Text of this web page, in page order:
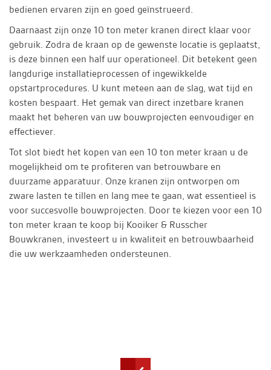
bedienen ervaren zijn en goed geïnstrueerd.
Daarnaast zijn onze 10 ton meter kranen direct klaar voor
gebruik. Zodra de kraan op de gewenste locatie is geplaatst,
is deze binnen een half uur operationeel. Dit betekent geen
langdurige installatieprocessen of ingewikkelde
opstartprocedures. U kunt meteen aan de slag, wat tijd en
kosten bespaart. Het gemak van direct inzetbare kranen
maakt het beheren van uw bouwprojecten eenvoudiger en
effectiever.
Tot slot biedt het kopen van een 10 ton meter kraan u de
mogelijkheid om te profiteren van betrouwbare en
duurzame apparatuur. Onze kranen zijn ontworpen om
zware lasten te tillen en lang mee te gaan, wat essentieel is
voor succesvolle bouwprojecten. Door te kiezen voor een 10
ton meter kraan te koop bij Kooiker & Russcher
Bouwkranen, investeert u in kwaliteit en betrouwbaarheid
die uw werkzaamheden ondersteunen.